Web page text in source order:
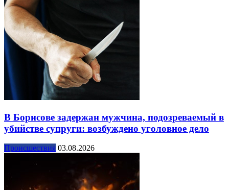
В Борисове задержан мужчина, подозреваемый в
убийстве супруги: возбуждено уголовное дело
Происшествия 03.08.2026